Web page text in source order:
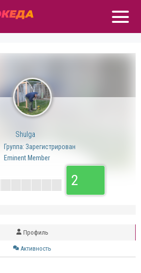
Shulga
Группа: Зарегистрирован
Eminent Member
2
Профиль
Активность